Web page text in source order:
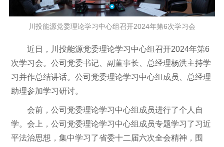
川投能源党委理论学习中心组召开2024年第6次学习会
近日，川投能源党委理论学习中心组召开2024年第6
次学习会。公司党委书记、副董事长、总经理杨洪主持学
习并作总结讲话。公司党委理论学习中心组成员、总经理
助理参加学习研讨。
会前，公司党委理论学习中心组成员进行了个人自
学。会上，公司党委理论学习中心组成员专题学习了习近
平法治思想，集中学习了省委十二届六次全会精神，围